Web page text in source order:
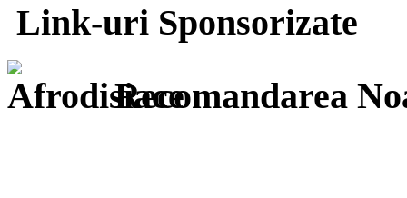
Link-uri Sponsorizate
Recomandarea